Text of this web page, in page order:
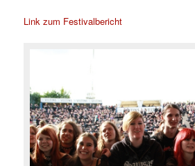
Link zum Festivalbericht